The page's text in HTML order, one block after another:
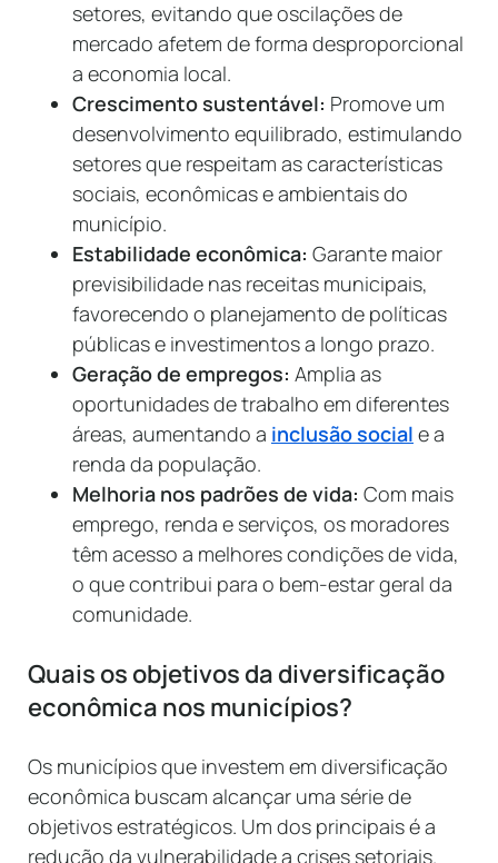
setores, evitando que oscilações de
mercado afetem de forma desproporcional
a economia local.
Crescimento sustentável: Promove um
desenvolvimento equilibrado, estimulando
setores que respeitam as características
sociais, econômicas e ambientais do
município.
Estabilidade econômica: Garante maior
previsibilidade nas receitas municipais,
favorecendo o planejamento de políticas
públicas e investimentos a longo prazo.
Geração de empregos: Amplia as
oportunidades de trabalho em diferentes
áreas, aumentando a inclusão social e a
renda da população.
Melhoria nos padrões de vida: Com mais
emprego, renda e serviços, os moradores
têm acesso a melhores condições de vida,
o que contribui para o bem-estar geral da
comunidade.
Quais os objetivos da diversificação
econômica nos municípios?
Os municípios que investem em diversificação
econômica buscam alcançar uma série de
objetivos estratégicos. Um dos principais é a
redução da vulnerabilidade a crises setoriais.